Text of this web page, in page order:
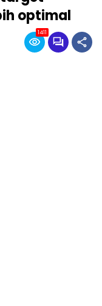
optimal
1411